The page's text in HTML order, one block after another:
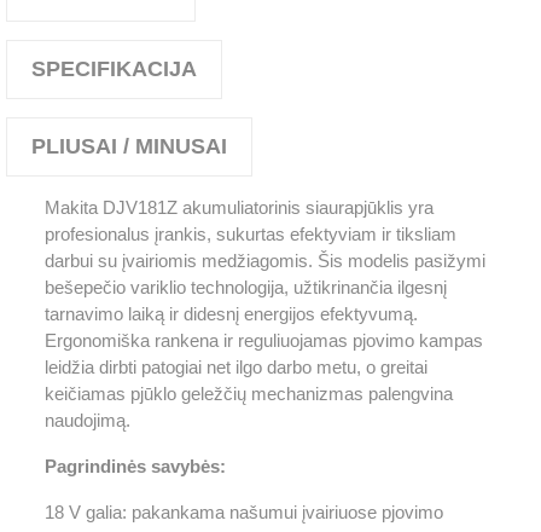
SPECIFIKACIJA
PLIUSAI / MINUSAI
Makita DJV181Z akumuliatorinis siaurapjūklis yra
profesionalus įrankis, sukurtas efektyviam ir tiksliam
darbui su įvairiomis medžiagomis. Šis modelis pasižymi
bešepečio variklio technologija, užtikrinančia ilgesnį
tarnavimo laiką ir didesnį energijos efektyvumą.
Ergonomiška rankena ir reguliuojamas pjovimo kampas
leidžia dirbti patogiai net ilgo darbo metu, o greitai
keičiamas pjūklo geležčių mechanizmas palengvina
naudojimą.
Pagrindinės savybės:
18 V galia: pakankama našumui įvairiuose pjovimo